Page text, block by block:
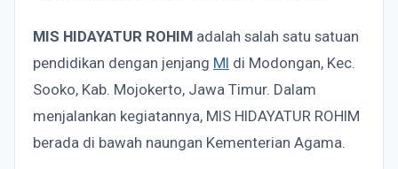
MIS HIDAYATUR ROHIM adalah salah satu satuan
pendidikan dengan jenjang MI di Modongan, Kec.
Sooko, Kab. Mojokerto, Jawa Timur. Dalam
menjalankan kegiatannya, MIS HIDAYATUR ROHIM
berada di bawah naungan Kementerian Agama.